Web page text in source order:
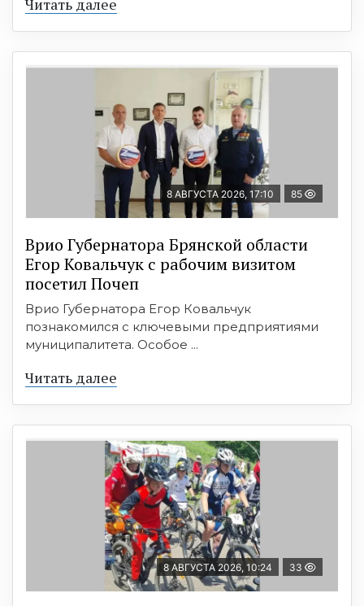
Читать далее
8 АВГУСТА 2026, 17:10 85
Врио Губернатора Брянской области
Егор Ковальчук с рабочим визитом
посетил Почеп
Врио Губернатора Егор Ковальчук
познакомился с ключевыми предприятиями
муниципалитета. Особое ...
Читать далее
8 АВГУСТА 2026, 10:24 33